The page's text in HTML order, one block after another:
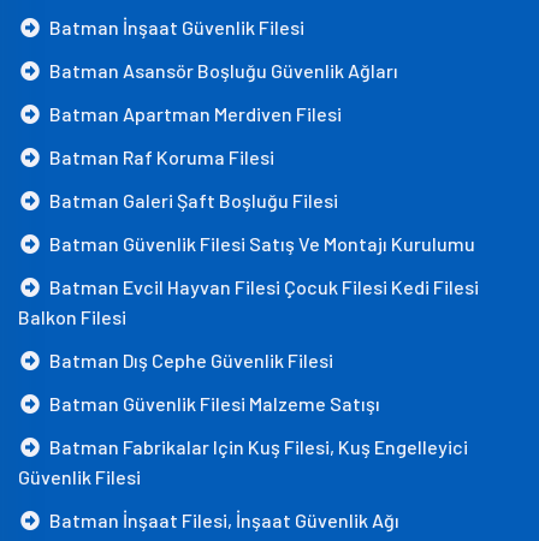
Batman İnşaat Güvenlik Filesi
Batman Asansör Boşluğu Güvenlik Ağları
Batman Apartman Merdiven Filesi
Batman Raf Koruma Filesi
Batman Galeri Şaft Boşluğu Filesi
Batman Güvenlik Filesi Satış Ve Montajı Kurulumu
Batman Evcil Hayvan Filesi Çocuk Filesi Kedi Filesi
Balkon Filesi
Batman Dış Cephe Güvenlik Filesi
Batman Güvenlik Filesi Malzeme Satışı
Batman Fabrikalar Için Kuş Filesi, Kuş Engelleyici
Güvenlik Filesi
Batman İnşaat Filesi, İnşaat Güvenlik Ağı